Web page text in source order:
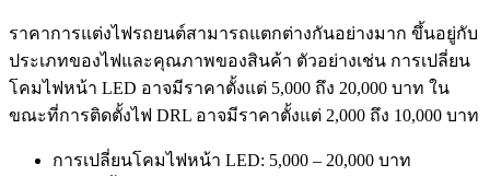
ราคาการแต่งไฟรถยนต์สามารถแตกต่างกันอย่างมาก ขึ้นอยู่กับ
ประเภทของไฟและคุณภาพของสินค้า ตัวอย่างเช่น การเปลี่ยน
โคมไฟหน้า LED อาจมีราคาตั้งแต่ 5,000 ถึง 20,000 บาท ใน
ขณะที่การติดตั้งไฟ DRL อาจมีราคาตั้งแต่ 2,000 ถึง 10,000 บาท
การเปลี่ยนโคมไฟหน้า LED: 5,000 – 20,000 บาท